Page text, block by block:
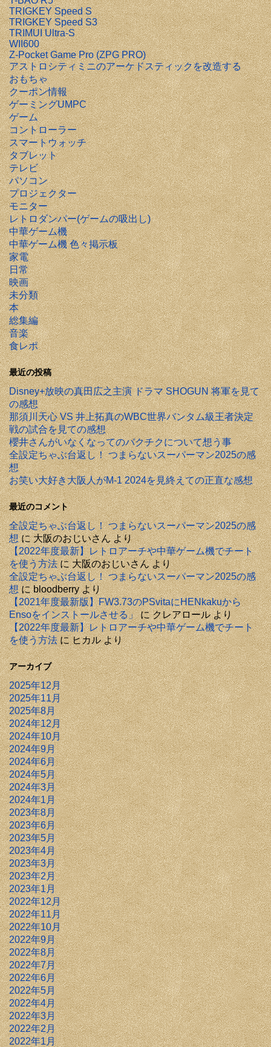
TRIGKEY Speed S
TRIGKEY Speed S3
TRIMUI Ultra-S
WII600
Z-Pocket Game Pro (ZPG PRO)
アストロシティミニのアーケドスティックを改造する
おもちゃ
クーポン情報
ゲーミングUMPC
ゲーム
コントローラー
スマートウォッチ
タブレット
テレビ
パソコン
プロジェクター
モニター
レトロダンパー(ゲームの吸出し)
中華ゲーム機
中華ゲーム機 色々掲示板
家電
日常
映画
未分類
本
総集編
音楽
食レポ
最近の投稿
Disney+放映の真田広之主演 ドラマ SHOGUN 将軍を見て
の感想
那須川天心 VS 井上拓真のWBC世界バンタム級王者決定
戦の試合を見ての感想
櫻井さんがいなくなってのバクチクについて想う事
全設定ちゃぶ台返し！ つまらないスーパーマン2025の感
想
お笑い大好き大阪人がM-1 2024を見終えての正直な感想
最近のコメント
全設定ちゃぶ台返し！ つまらないスーパーマン2025の感
想に大阪のおじいさんより
【2022年度最新】レトロアーチや中華ゲーム機でチート
を使う方法に大阪のおじいさんより
全設定ちゃぶ台返し！ つまらないスーパーマン2025の感
想にbloodberryより
【2021年度最新版】FW3.73のPSvitaにHENkakuから
Ensoをインストールさせる」にクレアロールより
【2022年度最新】レトロアーチや中華ゲーム機でチート
を使う方法にヒカルより
アーカイブ
2025年12月
2025年11月
2025年8月
2024年12月
2024年10月
2024年9月
2024年6月
2024年5月
2024年3月
2024年1月
2023年8月
2023年6月
2023年5月
2023年4月
2023年3月
2023年2月
2023年1月
2022年12月
2022年11月
2022年10月
2022年9月
2022年8月
2022年7月
2022年6月
2022年5月
2022年4月
2022年3月
2022年2月
2022年1月